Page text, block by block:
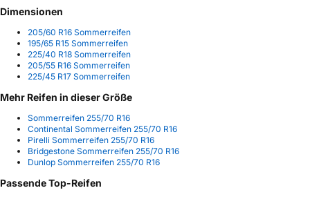
Dimensionen
205/60 R16 Sommerreifen
195/65 R15 Sommerreifen
225/40 R18 Sommerreifen
205/55 R16 Sommerreifen
225/45 R17 Sommerreifen
Mehr Reifen in dieser Größe
Sommerreifen 255/70 R16
Continental Sommerreifen 255/70 R16
Pirelli Sommerreifen 255/70 R16
Bridgestone Sommerreifen 255/70 R16
Dunlop Sommerreifen 255/70 R16
Passende Top-Reifen